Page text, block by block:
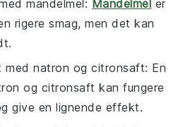
mandelmel : Mandelmel er
rigere smag, men det kan
mednatron og citronsaft: En
og citronsaft kan fungere
give en lignende effekt.